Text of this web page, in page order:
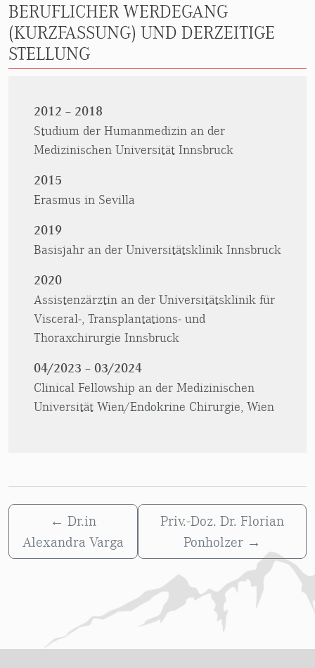
BERUFLICHER WERDEGANG
(KURZFASSUNG) UND DERZEITIGE
STELLUNG
2012 – 2018
Studium der Humanmedizin an der
Medizinischen Universität Innsbruck
2015
Erasmus in Sevilla
2019
Basisjahr an der Universitätsklinik Innsbruck
2020
Assistenzärztin an der Universitätsklinik für
Visceral-, Transplantations- und
Thoraxchirurgie Innsbruck
04/2023 – 03/2024
Clinical Fellowship an der Medizinischen
Universität Wien/Endokrine Chirurgie, Wien
← Dr.in
Alexandra Varga
Priv.-Doz. Dr. Florian
Ponholzer →